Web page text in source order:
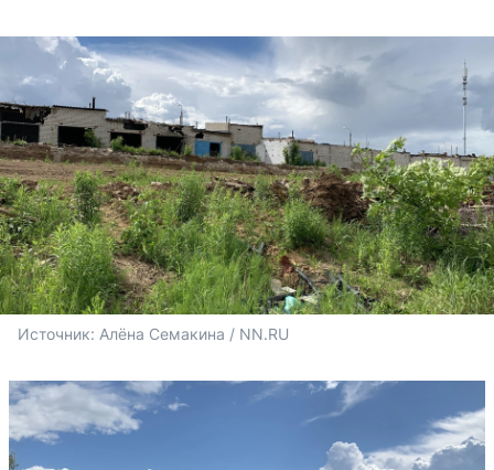
Источник: Алёна Семакина / NN.RU